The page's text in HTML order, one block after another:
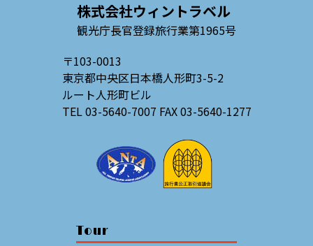
株式会社ウィントラベル
観光庁長官登録旅行業第1965号
〒103-0013
東京都中央区日本橋人形町3-5-2
ルート人形町ビル
TEL 03-5640-7007 FAX 03-5640-1277
Tour